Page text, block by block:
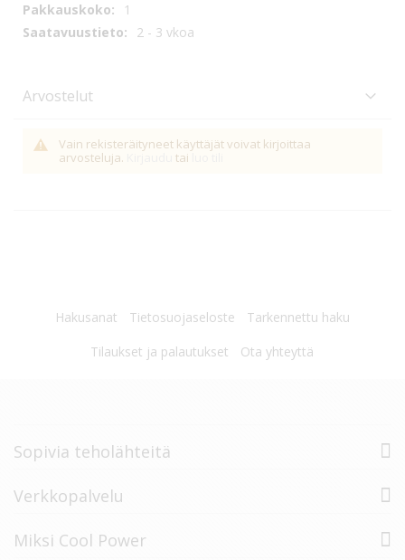
1
2 - 3 vkoa
Arvostelut
Vain rekisteräityneet käyttäjät voivat kirjoittaa
arvosteluja.
tai
Hakusanat Tietosuojaseloste
Tarkennettu haku
Tilaukset ja palautukset
Ota yhteyttä
Sopivia teholähteitä
Verkkopalvelu
Miksi Cool Power